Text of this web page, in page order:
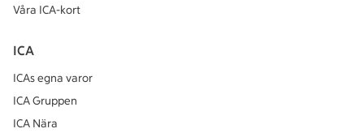
Våra ICA-kort
ICA
ICAs egna varor
ICA Gruppen
ICA Nära